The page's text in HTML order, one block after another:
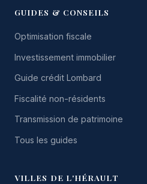
GUIDES & CONSEILS
Optimisation fiscale
Investissement immobilier
Guide crédit Lombard
Fiscalité non-résidents
Transmission de patrimoine
Tous les guides
VILLES DE L'HÉRAULT